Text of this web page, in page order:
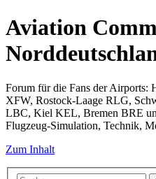
Aviation
Forum für die Fans der
XFW, Rostock-Laage RLG,
LBC, Kiel KEL, Bremen BRE
Flugzeug-Simulation, Technik,
Zum Inhalt